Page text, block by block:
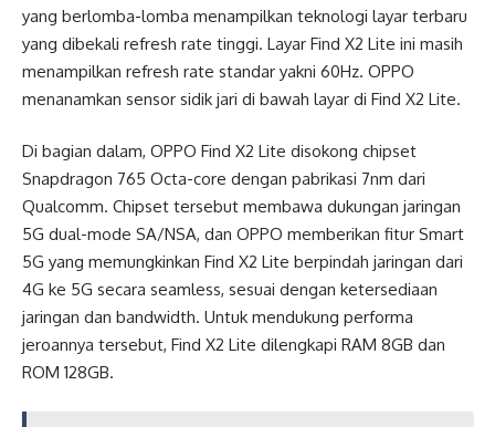
yang berlomba-lomba menampilkan teknologi layar terbaru
yang dibekali refresh rate tinggi. Layar Find X2 Lite ini masih
menampilkan refresh rate standar yakni 60Hz. OPPO
menanamkan sensor sidik jari di bawah layar di Find X2 Lite.
Di bagian dalam, OPPO Find X2 Lite disokong chipset
Snapdragon 765 Octa-core dengan pabrikasi 7nm dari
Qualcomm. Chipset tersebut membawa dukungan jaringan
5G dual-mode SA/NSA, dan OPPO memberikan fitur Smart
5G yang memungkinkan Find X2 Lite berpindah jaringan dari
4G ke 5G secara seamless, sesuai dengan ketersediaan
jaringan dan bandwidth. Untuk mendukung performa
jeroannya tersebut, Find X2 Lite dilengkapi RAM 8GB dan
ROM 128GB.